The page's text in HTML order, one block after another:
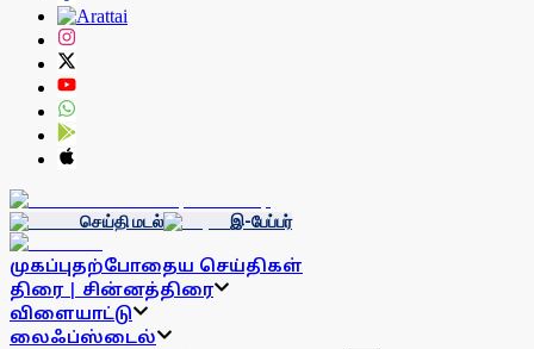
செய்தி மடல் இ-பேப்பர்
முகப்புதற்போதைய செய்திகள்
திரை | சின்னத்திரை
விளையாட்டு
லைஃப்ஸ்டைல்